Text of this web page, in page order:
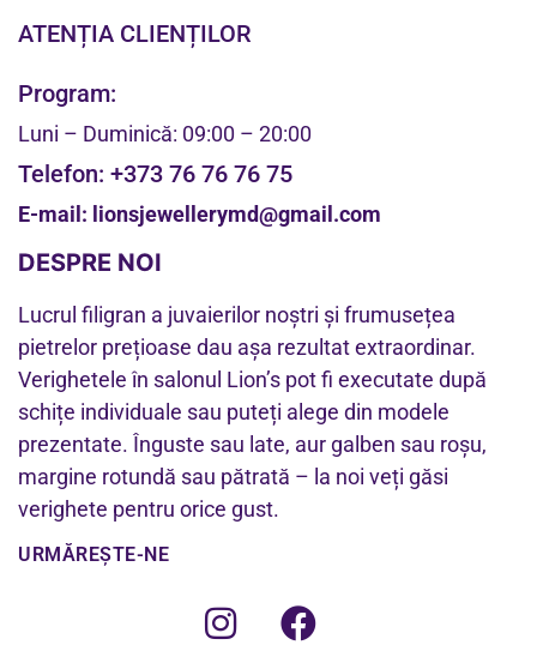
ATENȚIA CLIENȚILOR
Program:
Luni – Duminică: 09:00 – 20:00
Telefon: +373 76 76 76 75
E-mail: lionsjewellerymd@gmail.com
DESPRE NOI
Lucrul filigran a juvaierilor noștri și frumusețea
pietrelor prețioase dau așa rezultat extraordinar.
Verighetele în salonul Lion’s pot fi executate după
schițe individuale sau puteți alege din modele
prezentate. Înguste sau late, aur galben sau roșu,
margine rotundă sau pătrată – la noi veți găsi
verighete pentru orice gust.
URMĂREȘTE-NE